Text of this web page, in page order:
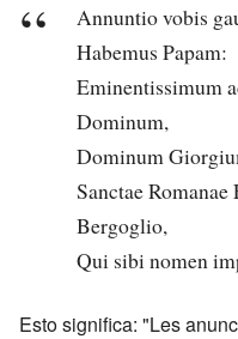
Annuntio vobis
Habemus Papam:
Eminentissimum
Dominum,
Dominum
Sanctae
Bergoglio,
Qui sibi nomen
Esto significa: "Les